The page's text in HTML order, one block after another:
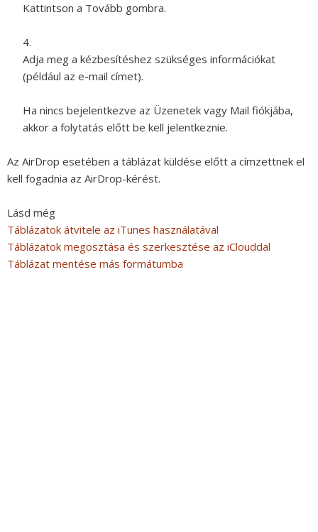
Kattintson a Tovább gombra.
Adja meg a kézbesítéshez szükséges információkat
(például az e-mail címet).
Ha nincs bejelentkezve az Üzenetek vagy Mail fiókjába,
akkor a folytatás előtt be kell jelentkeznie.
Az AirDrop esetében a táblázat küldése előtt a címzettnek el
kell fogadnia az AirDrop-kérést.
Lásd még
Táblázatok átvitele az iTunes használatával
Táblázatok megosztása és szerkesztése az iClouddal
Táblázat mentése más formátumba